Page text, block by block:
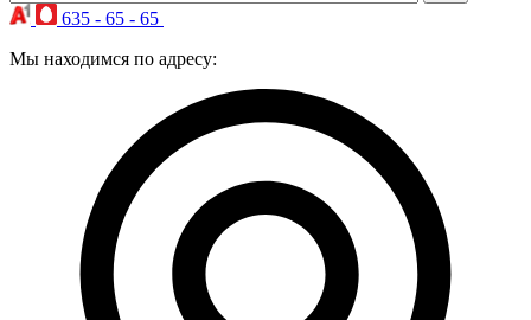
635 - 65 - 65
Мы находимся по адресу: